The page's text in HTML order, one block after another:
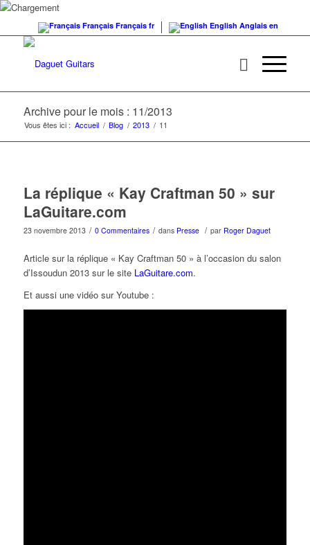
Français Français fr English Anglais en
Archive pour le mois : 11/2013
Vous êtes ici : Accueil / Blog / 2013 / 11
La réplique « Kay Craftman 50 » sur
LaGuitare.com
23 novembre 2013 / 0 Commentaires / dans Presse / par Roger Daguet
Article sur la réplique « Kay Craftman 50 » à l’occasion du salon
d’Issoudun 2013 sur le site LaGuitare.com.
Et aussi une vidéo sur Youtube :